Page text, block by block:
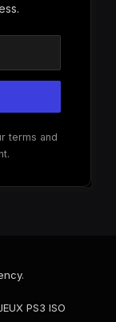
terms and
.
PS3 ISO